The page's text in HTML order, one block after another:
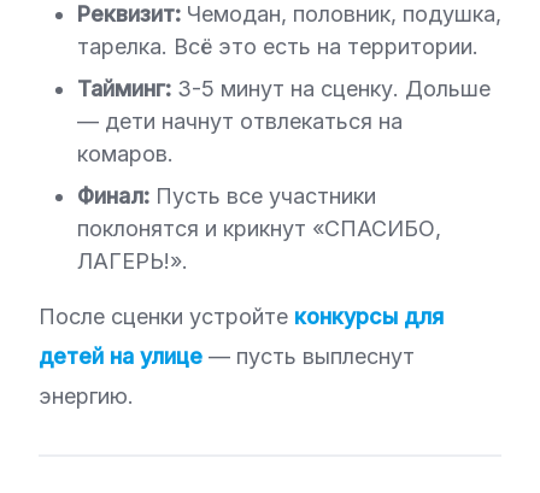
Реквизит: Чемодан, половник, подушка,
тарелка. Всё это есть на территории.
Тайминг: 3-5 минут на сценку. Дольше
— дети начнут отвлекаться на
комаров.
Финал: Пусть все участники
поклонятся и крикнут «СПАСИБО,
ЛАГЕРЬ!».
После сценки устройте конкурсы для
детей на улице — пусть выплеснут
энергию.